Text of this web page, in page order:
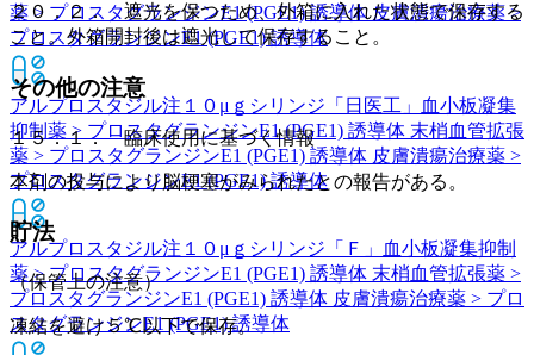
薬 > プロスタグランジンE1 (PGE1) 誘導体 皮膚潰瘍治療薬 >
プロスタグランジンE1 (PGE1) 誘導体
アルプロスタジル注１０μｇシリンジ「日医工」
血小板凝集
抑制薬 > プロスタグランジンE1 (PGE1) 誘導体 末梢血管拡張
薬 > プロスタグランジンE1 (PGE1) 誘導体 皮膚潰瘍治療薬 >
プロスタグランジンE1 (PGE1) 誘導体
アルプロスタジル注１０μｇシリンジ「Ｆ」
血小板凝集抑制
薬 > プロスタグランジンE1 (PGE1) 誘導体 末梢血管拡張薬 >
プロスタグランジンE1 (PGE1) 誘導体 皮膚潰瘍治療薬 > プロ
スタグランジンE1 (PGE1) 誘導体
２０．２． 遮光を保つため、外箱に入れた状態で保存する
こと。外箱開封後は遮光して保存すること。
その他の注意
１５．１． 臨床使用に基づく情報
本剤の投与により脳梗塞がみられたとの報告がある。
貯法
（保管上の注意）
凍結を避け５℃以下で保存。